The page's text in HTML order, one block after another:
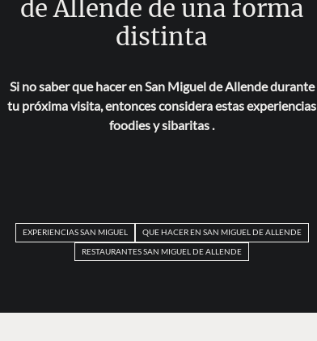
de Allende de una forma
distinta
Si no saber que hacer en San Miguel de Allende durante
tu próxima visita, entonces considera estas experiencias
foodies y sibaritas .
EXPERIENCIAS SAN MIGUEL
QUE HACER EN SAN MIGUEL DE ALLENDE
RESTAURANTES SAN MIGUEL DE ALLENDE